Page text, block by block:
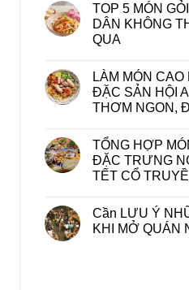
TOP 5 MÓN
DÂN KHÔNG
QUA
LÀM MÓN CAO
ĐẶC SẢN HỘI
THƠM NGON,
TỔNG HỢP
ĐẶC TRƯNG
TẾT CỔ
Cần LƯU Ý
KHI MỞ QUÁN